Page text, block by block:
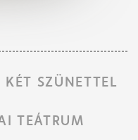
SZÜNETTEL
TEÁTRUM